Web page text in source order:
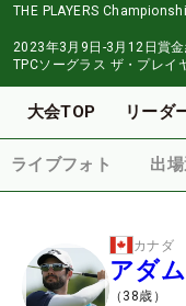
THE PLAYERS
2023年3月9日-3月12日賞
TPCソーグラス ザ・プレイ
大会TOP リーダ
ライブフォト 出
カナダ
アダ
（ 38歳）